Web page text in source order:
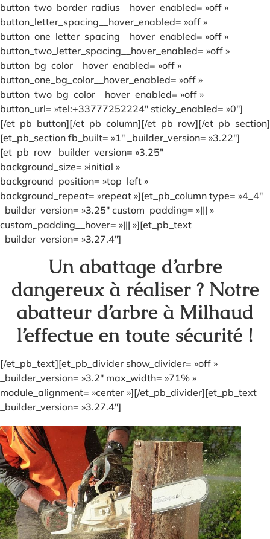
button_two_border_radius__hover_enabled= »off »
button_letter_spacing__hover_enabled= »off »
button_one_letter_spacing__hover_enabled= »off »
button_two_letter_spacing__hover_enabled= »off »
button_bg_color__hover_enabled= »off »
button_one_bg_color__hover_enabled= »off »
button_two_bg_color__hover_enabled= »off »
button_url= »tel:+33777252224″ sticky_enabled= »0″]
[/et_pb_button][/et_pb_column][/et_pb_row][/et_pb_section]
[et_pb_section fb_built= »1″ _builder_version= »3.22″]
[et_pb_row _builder_version= »3.25″
background_size= »initial »
background_position= »top_left »
background_repeat= »repeat »][et_pb_column type= »4_4″
_builder_version= »3.25″ custom_padding= »||| »
custom_padding__hover= »||| »][et_pb_text
_builder_version= »3.27.4″]
Un abattage d’arbre
dangereux à réaliser ? Notre
abatteur d’arbre à Milhaud
l’effectue en toute sécurité !
[/et_pb_text][et_pb_divider show_divider= »off »
_builder_version= »3.2″ max_width= »71% »
module_alignment= »center »][/et_pb_divider][et_pb_text
_builder_version= »3.27.4″]